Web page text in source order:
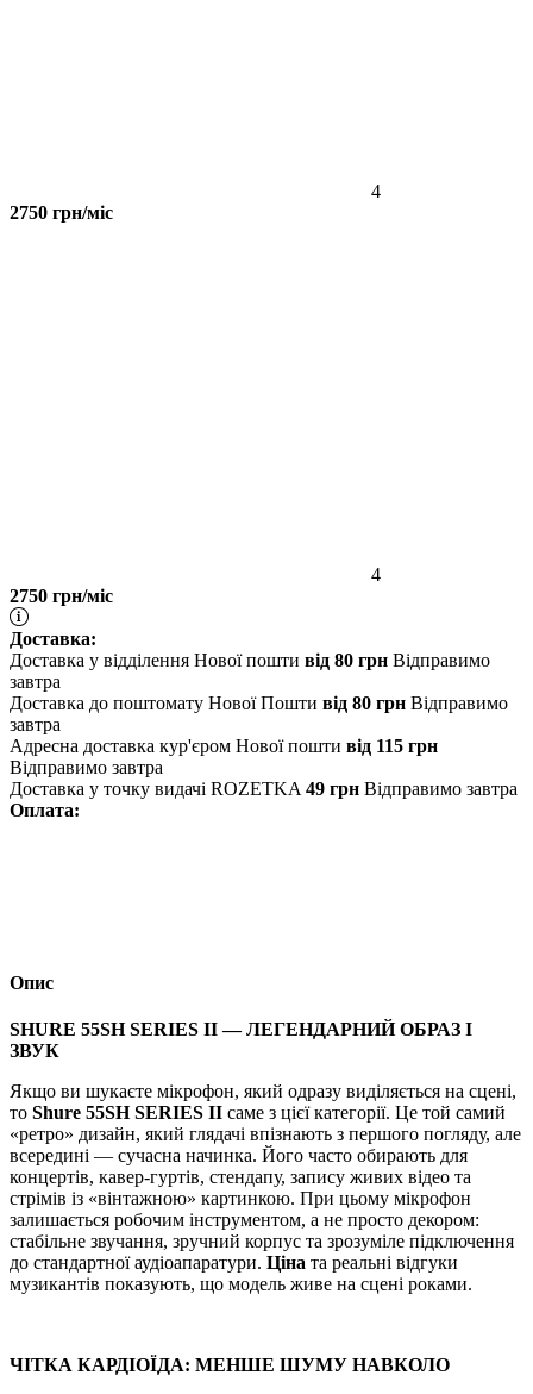
4
2750 грн/міс
4
2750 грн/міс
Доставка:
Доставка у відділення Нової пошти від 80 грн Відправимо
завтра
Доставка до поштомату Нової Пошти від 80 грн Відправимо
завтра
Адресна доставка кур'єром Нової пошти від 115 грн
Відправимо завтра
Доставка у точку видачі ROZETKA 49 грн Відправимо завтра
Оплата:
Опис
SHURE 55SH SERIES II — ЛЕГЕНДАРНИЙ ОБРАЗ І
ЗВУК
Якщо ви шукаєте мікрофон, який одразу виділяється на сцені,
то Shure 55SH SERIES II саме з цієї категорії. Це той самий
«ретро» дизайн, який глядачі впізнають з першого погляду, але
всередині — сучасна начинка. Його часто обирають для
концертів, кавер-гуртів, стендапу, запису живих відео та
стрімів із «вінтажною» картинкою. При цьому мікрофон
залишається робочим інструментом, а не просто декором:
стабільне звучання, зручний корпус та зрозуміле підключення
до стандартної аудіоапаратури. Ціна та реальні відгуки
музикантів показують, що модель живе на сцені роками.
ЧІТКА КАРДІОЇДА: МЕНШЕ ШУМУ НАВКОЛО